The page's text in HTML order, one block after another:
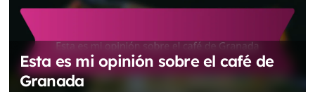
Esta es mi opinión sobre el café de
Granada